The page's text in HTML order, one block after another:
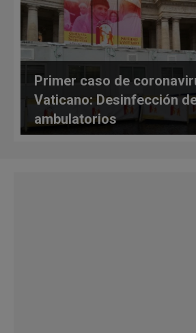
Primer caso de
Vaticano: Desinfección
ambulatorios